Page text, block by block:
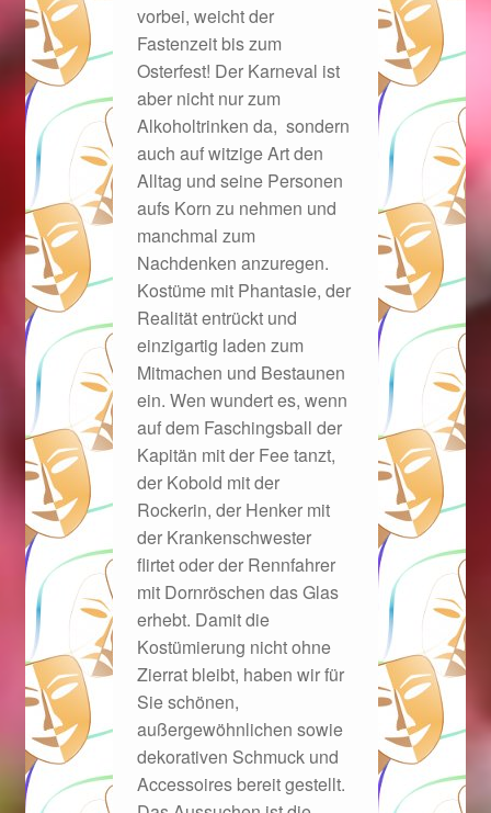
Magisches und Festliches zu Halloween 2022
Mein Konto
Logout
Ostergeschenke finden für Ostern 2015
Ostergeschenke finden für Ostern 2016
Ostergeschenke finden für Ostern 2017
Ostergeschenke finden für Ostern 2018
Ostergeschenke finden für Ostern 2019
Ostergeschenke finden für Ostern 2020
Ostergeschenke finden für Ostern 2021
Ostergeschenke finden für Ostern 2022
Partner
Shop
Startseite
vorbei, weicht der
Fastenzeit bis zum
Osterfest! Der Karneval ist
aber nicht nur zum
Alkoholtrinken da, sondern
auch auf witzige Art den
Alltag und seine Personen
aufs Korn zu nehmen und
manchmal zum
Nachdenken anzuregen.
Kostüme mit Phantasie, der
Realität entrückt und
einzigartig laden zum
Mitmachen und Bestaunen
ein. Wen wundert es, wenn
auf dem Faschingsball der
Kapitän mit der Fee tanzt,
der Kobold mit der
Rockerin, der Henker mit
der Krankenschwester
flirtet oder der Rennfahrer
mit Dornröschen das Glas
erhebt. Damit die
Kostümierung nicht ohne
Zierrat bleibt, haben wir für
Sie schönen,
außergewöhnlichen sowie
dekorativen Schmuck und
Accessoires bereit gestellt.